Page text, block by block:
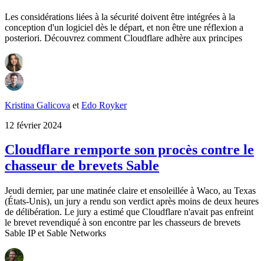
Les considérations liées à la sécurité doivent être intégrées à la
conception d'un logiciel dès le départ, et non être une réflexion a
posteriori. Découvrez comment Cloudflare adhère aux principes
Kristina Galicova et Edo Royker
12 février 2024
Cloudflare remporte son procès contre le
chasseur de brevets Sable
Jeudi dernier, par une matinée claire et ensoleillée à Waco, au Texas
(États-Unis), un jury a rendu son verdict après moins de deux heures
de délibération. Le jury a estimé que Cloudflare n'avait pas enfreint
le brevet revendiqué à son encontre par les chasseurs de brevets
Sable IP et Sable Networks